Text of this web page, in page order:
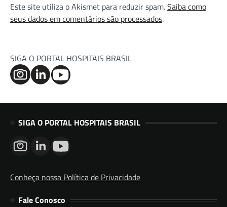
Este site utiliza o Akismet para reduzir spam.Saiba como
seus dados em comentários são processados.
SIGA O PORTAL HOSPITAIS BRASIL
SIGA O PORTAL HOSPITAIS BRASIL
Conheça nossa Política de Privacidade
Fale Conosco